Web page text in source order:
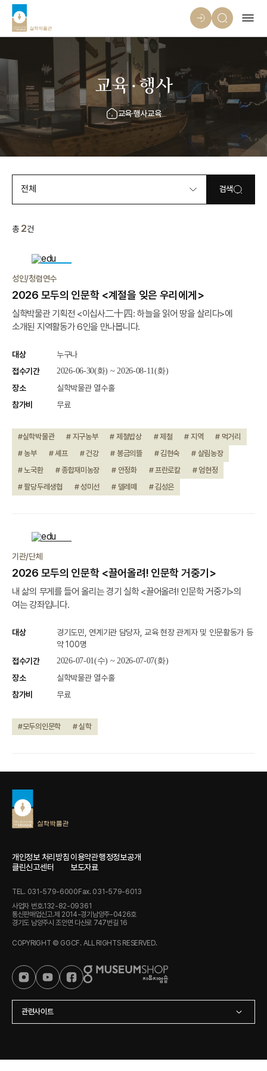
교육·행사
교육·행사교육
전체 검색
총 2건
성인/청렴연수
2026 모두의 인문학 <계절을 잊은 우리에게>
실학박물관 기획전 <이십사二十四: 하늘을 읽어 땅을 살리다>에
소개된 지역활동가 6인을 만나봅니다.
대상
누구나
접수기간
2026-06-30(화) ~ 2026-08-11(화)
장소
실학박물관 열수홀
참가비
무료
#실학박물관 # 지구농부 # 제철밥상 # 제철 # 지역
# 먹거리
# 농부
# 셰프 # 건강 # 봉금의뜰 # 김현숙
# 살림농장
# 노국환
# 종합재미농장 # 안정화 # 프란로칼
# 엄현정
# 팔당두레생협
# 성미선 # 델레떼 # 김성은
기관/단체
2026 모두의 인문학 <끌어올려! 인문학 거중기>
내 삶의 무게를 들어 올리는 경기 실학 <끌어올려! 인문학 거중기>의
여는 강좌입니다.
대상
경기도민, 연계기관 담당자, 교육 현장 관계자 및 인문활동가 등
약 100명
접수기간
2026-07-01(수) ~ 2026-07-07(화)
장소
실학박물관 열수홀
참가비
무료
#모두의인문학 # 실학
개인정보 처리방침 이용약관행정정보공개
클린신고센터
보도자료
TEL. 031-579-6000 Fax. 031-579-6013
사업자 번호.132-82-09361
통신판매업신고.제 2014-경기남양주-0426호
경기도 남양주시 조안면 다산로 747번길 16
COPYRIGHT © GGCF. ALL RIGHTS RESERVED.
관련사이트